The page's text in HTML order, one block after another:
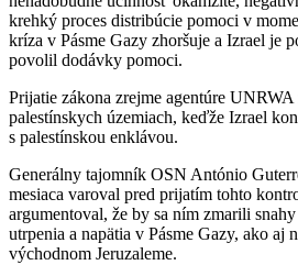
krehký proces distribúcie pomoci v
kríza v Pásme Gazy zhoršuje a Izrael je
povolil dodávky pomoci.
Prijatie zákona zrejme agentúre
palestínskych územiach, keďže Izrael
s palestínskou enklávou.
Generálny tajomník OSN António
mesiaca varoval pred prijatím tohto
argumentoval, že by sa ním zmarili
utrpenia a napätia v Pásme Gazy, ako aj
východnom Jeruzaleme.